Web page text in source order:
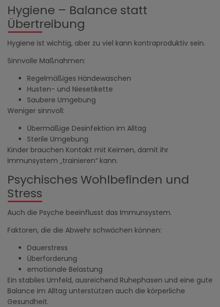
Hygiene – Balance statt
Übertreibung
Hygiene ist wichtig, aber zu viel kann kontraproduktiv sein.
Sinnvolle Maßnahmen:
Regelmäßiges Händewaschen
Husten- und Niesetikette
Saubere Umgebung
Weniger sinnvoll:
Übermäßige Desinfektion im Alltag
Sterile Umgebung
Kinder brauchen Kontakt mit Keimen, damit ihr
Immunsystem „trainieren“ kann.
Psychisches Wohlbefinden und
Stress
Auch die Psyche beeinflusst das Immunsystem.
Faktoren, die die Abwehr schwächen können:
Dauerstress
Überforderung
emotionale Belastung
Ein stabiles Umfeld, ausreichend Ruhephasen und eine gute
Balance im Alltag unterstützen auch die körperliche
Gesundheit.